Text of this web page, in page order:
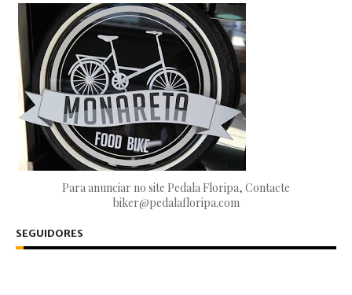
Para anunciar no site Pedala Floripa, Contacte
biker@pedalafloripa.com
SEGUIDORES